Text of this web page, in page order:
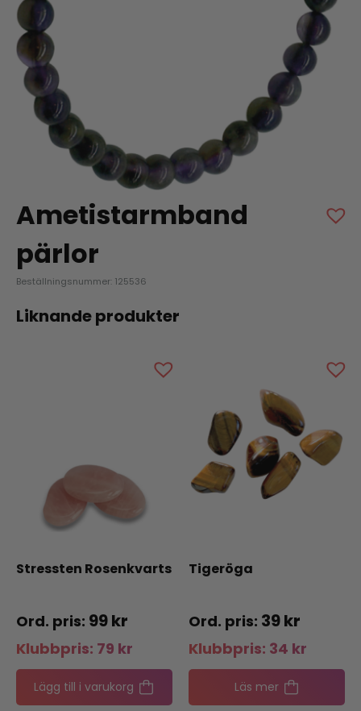
Ametistarmband
pärlor
Beställningsnummer: 125536
Liknande produkter
Stressten Rosenkvarts
99kr
Klubbpris: 79 kr
Lägg till i varukorg
Tigeröga
39kr
Klubbpris: 34 kr
Läs mer